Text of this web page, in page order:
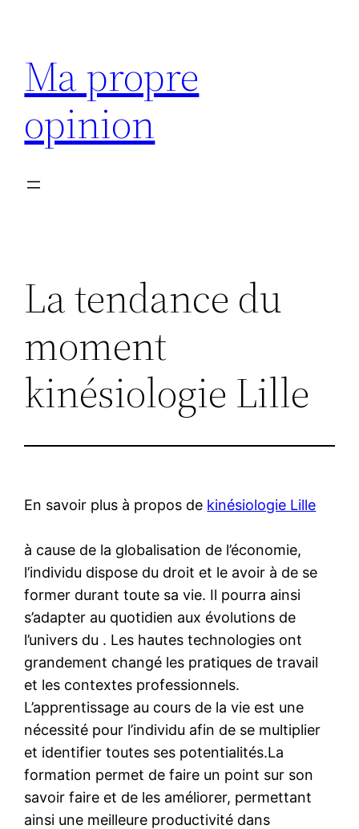
contenu
Ma propre
opinion
La tendance du
moment
kinésiologie Lille
En savoir plus à propos de kinésiologie Lille
à cause de la globalisation de l’économie,
l’individu dispose du droit et le avoir à de se
former durant toute sa vie. Il pourra ainsi
s’adapter au quotidien aux évolutions de
l’univers du . Les hautes technologies ont
grandement changé les pratiques de travail
et les contextes professionnels.
L’apprentissage au cours de la vie est une
nécessité pour l’individu afin de se multiplier
et identifier toutes ses potentialités.La
formation permet de faire un point sur son
savoir faire et de les améliorer, permettant
ainsi une meilleure productivité dans